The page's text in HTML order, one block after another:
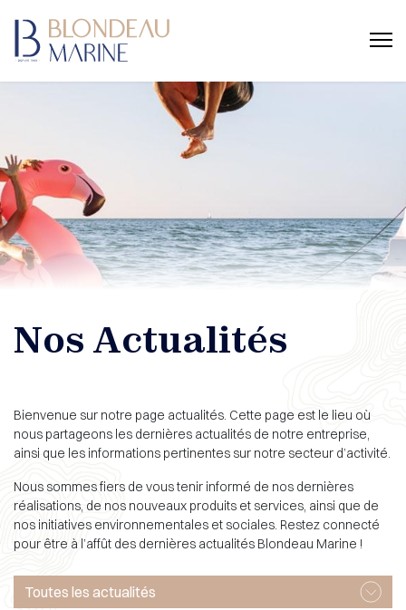
Nos Actualités
Bienvenue sur notre page actualités. Cette page est le lieu où
nous partageons les dernières actualités de notre entreprise,
ainsi que les informations pertinentes sur notre secteur d’activité.
Nous sommes fiers de vous tenir informé de nos dernières
réalisations, de nos nouveaux produits et services, ainsi que de
nos initiatives environnementales et sociales. Restez connecté
pour être à l’affût des dernières actualités Blondeau Marine !